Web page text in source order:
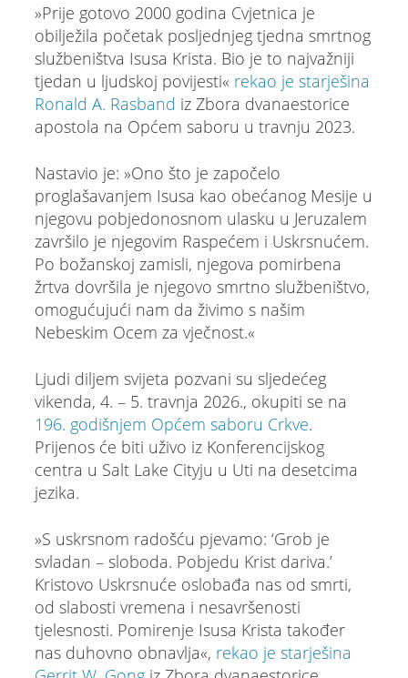
»Prije gotovo 2000 godina Cvjetnica je
obilježila početak posljednjeg tjedna smrtnog
službeništva Isusa Krista. Bio je to najvažniji
tjedan u ljudskoj povijesti« rekao je starješina
Ronald A. Rasband iz Zbora dvanaestorice
apostola na Općem saboru u travnju 2023.
Nastavio je: »Ono što je započelo
proglašavanjem Isusa kao obećanog Mesije u
njegovu pobjedonosnom ulasku u Jeruzalem
završilo je njegovim Raspećem i Uskrsnućem.
Po božanskoj zamisli, njegova pomirbena
žrtva dovršila je njegovo smrtno službeništvo,
omogućujući nam da živimo s našim
Nebeskim Ocem za vječnost.«
Ljudi diljem svijeta pozvani su sljedećeg
vikenda, 4. – 5. travnja 2026., okupiti se na
196. godišnjem Općem saboru Crkve.
Prijenos će biti uživo iz Konferencijskog
centra u Salt Lake Cityju u Uti na desetcima
jezika.
»S uskrsnom radošću pjevamo: ‘Grob je
svladan – sloboda. Pobjedu Krist dariva.’
Kristovo Uskrsnuće oslobađa nas od smrti,
od slabosti vremena i nesavršenosti
tjelesnosti. Pomirenje Isusa Krista također
nas duhovno obnavlja«, rekao je starješina